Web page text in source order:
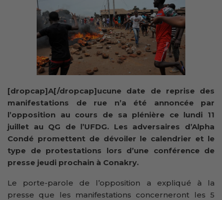
[dropcap]A[/dropcap]ucune date de reprise des
manifestations de rue n’a été annoncée par
l’opposition au cours de sa plénière ce lundi 11
juillet au QG de l’UFDG. Les adversaires d’Alpha
Condé promettent de dévoiler le calendrier et le
type de protestations lors d’une conférence de
presse jeudi prochain à Conakry.
Le porte-parole de l’opposition a expliqué à la
presse que les manifestations concerneront les 5